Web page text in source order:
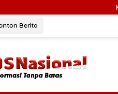
Kapolresta
Berita